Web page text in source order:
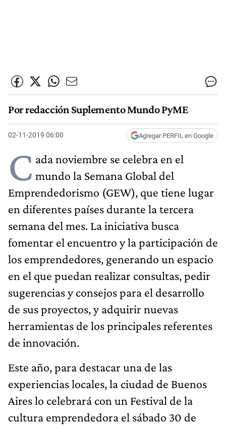
Por redacción Suplemento Mundo PyME
02-11-2019 06:00 Agregar PERFIL en Google
C ada noviembre se celebra en el
mundo la Semana Global del
Emprendedorismo (GEW), que tiene lugar
en diferentes países durante la tercera
semana del mes. La iniciativa busca
fomentar el encuentro y la participación de
los emprendedores, generando un espacio
en el que puedan realizar consultas, pedir
sugerencias y consejos para el desarrollo
de sus proyectos, y adquirir nuevas
herramientas de los principales referentes
de innovación.
Este año, para destacar una de las
experiencias locales, la ciudad de Buenos
Aires lo celebrará con un Festival de la
cultura emprendedora el sábado 30 de